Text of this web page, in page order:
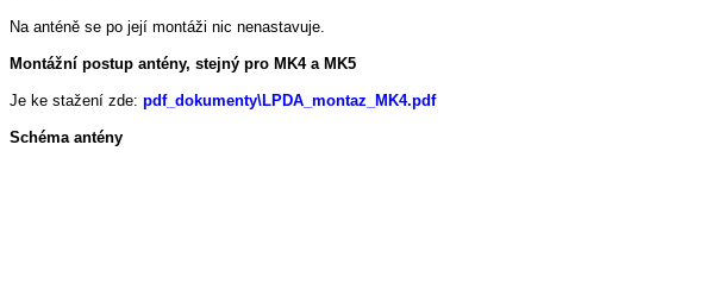
Na anténě se po její montáži nic nenastavuje.
Montážní postup antény, stejný pro MK4 a MK5
Je ke stažení zde: pdf_dokumenty\LPDA_montaz_MK4.pdf
Schéma antény